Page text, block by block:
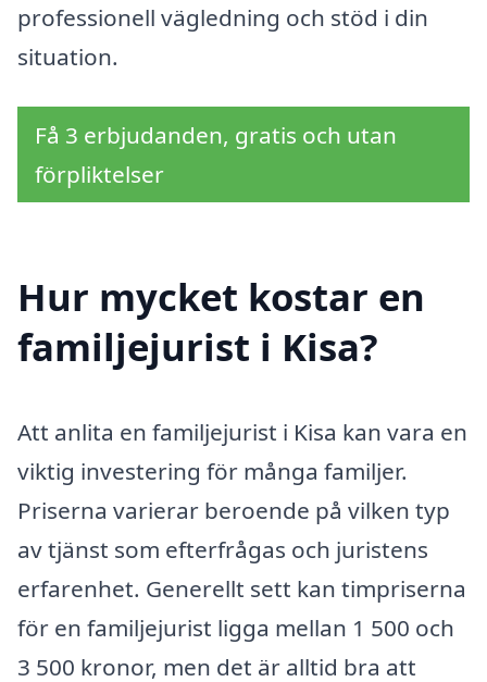
professionell vägledning och stöd i din
situation.
Få 3 erbjudanden, gratis och utan
förpliktelser
Hur mycket kostar en
familjejurist i Kisa?
Att anlita en familjejurist i Kisa kan vara en
viktig investering för många familjer.
Priserna varierar beroende på vilken typ
av tjänst som efterfrågas och juristens
erfarenhet. Generellt sett kan timpriserna
för en familjejurist ligga mellan 1 500 och
3 500 kronor, men det är alltid bra att